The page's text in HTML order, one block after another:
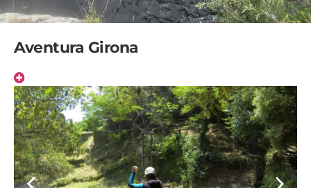
Aventura Girona